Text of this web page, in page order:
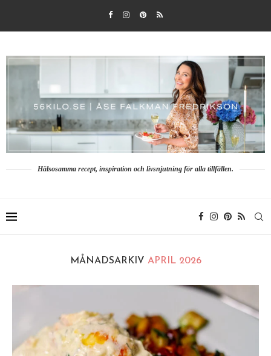
Hälsosamma recept, inspiration och livsnjutning för alla tillfällen.
MÅNADSARKIV APRIL 2026